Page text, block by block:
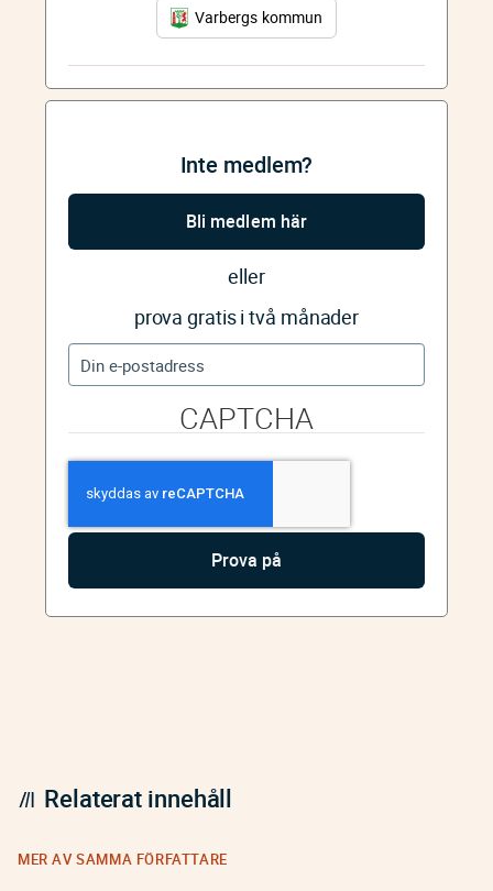
Varbergs kommun
Inte medlem?
Bli medlem här
eller
prova gratis i två månader
CAPTCHA
Relaterat innehåll
MER AV SAMMA FÖRFATTARE